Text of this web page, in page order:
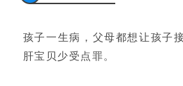
孩子一生病，父母都想让孩子
肝宝贝少受点罪。